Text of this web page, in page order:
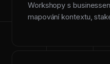
Workshopy s
mapování kontextu,